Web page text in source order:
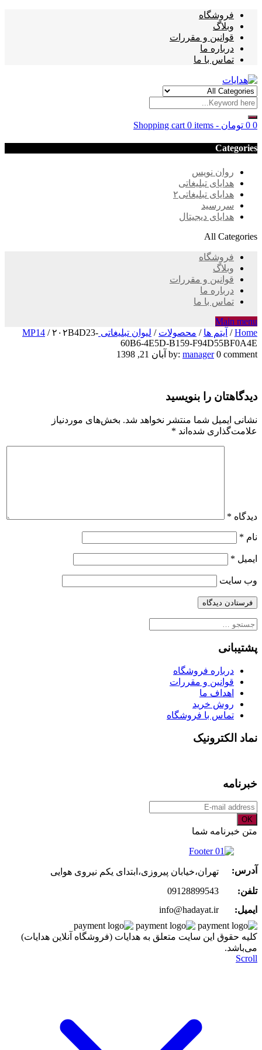
فروشگاه
وبلاگ
قوانین و مقررات
درباره ما
تماس با ما
Shopping cart 0 items - 0 تومان 0
Categories
روان نویس
هدایای تبلیغاتی
هدایای تبلیغاتی۲
سررسید
هدایای دیجیتال
All Categories
فروشگاه
وبلاگ
قوانین و مقررات
درباره ما
تماس با ما
Main menu
Home
/ آیتم ها / محصولات / لیوان تبلیغاتی MP14 / ۲۰۲B4D23-
60B6-4E5D-B159-F94D55BF0A4E
۲۰۲B4D23-
4E5D-
B159-
F94D55BF0A4E
by: manager 0 comment آبان 21, 1398
دیدگاهتان را بنویسید
نشانی ایمیل شما منتشر نخواهد شد. بخش‌های موردنیاز
علامت‌گذاری شده‌اند *
دیدگاه *
نام *
ایمیل *
وب‌ سایت
جستجو
پشتیبانی
درباره فروشگاه
قوانین و مقررات
اهداف ما
روش خرید
تماس با فروشگاه
نماد الکترونیک
خبرنامه
OK
متن خبرنامه شما
آدرس:
تهران،خیابان پیروزی،ابتدای یکم نیروی هوایی
تلفن:
09128899543
ایمیل:
info@hadayat.ir
کليه حقوق اين سايت متعلق به هدایات (فروشگاه آنلاین هدایات)
می‌باشد.
Scroll